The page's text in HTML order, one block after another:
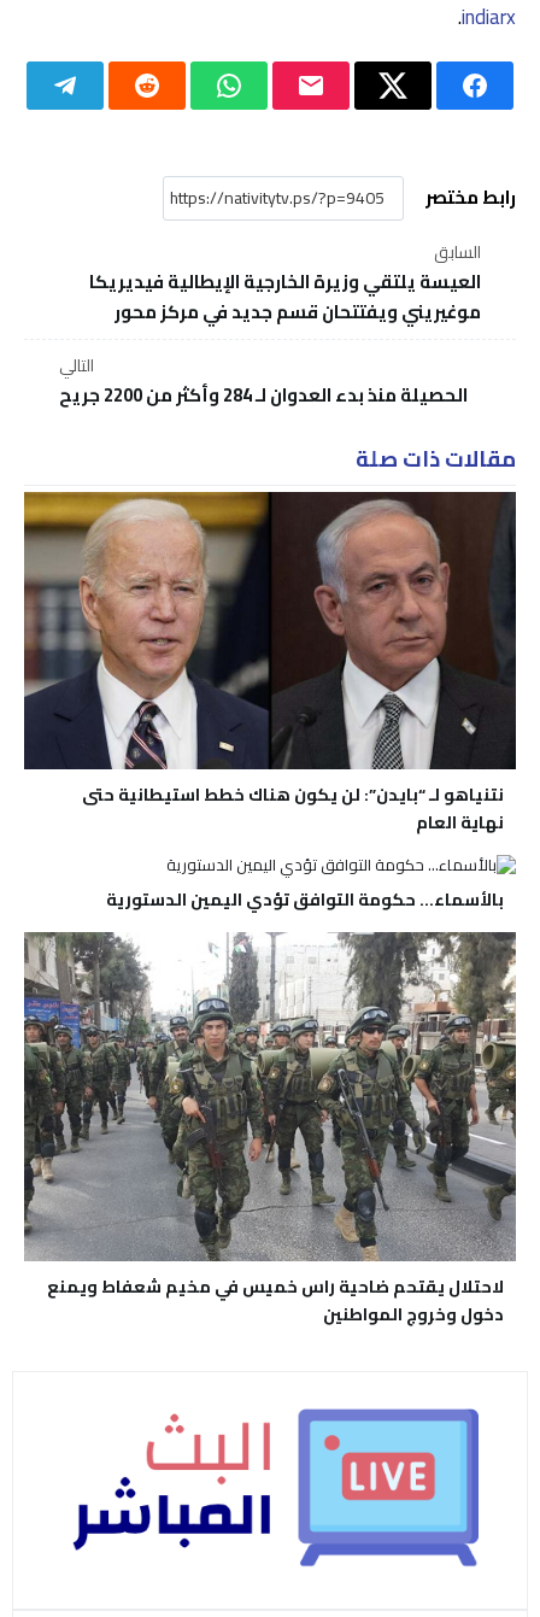
indiarx
.
رابط مختصر
السابق
العيسة يلتقي وزيرة الخارجية الإيطالية فيديريكا
موغيريني ويفتتحان قسم جديد في مركز محور
التالي
الحصيلة منذ بدء العدوان لـ 284 وأكثر من 2200 جريح
مقالات ذات صلة
نتنياهو لـ “بايدن”: لن يكون هناك خطط استيطانية حتى
نهاية العام
بالأسماء… حكومة التوافق تؤدي اليمين الدستورية
لاحتلال يقتحم ضاحية راس خميس في مخيم شعفاط ويمنع
دخول وخروج المواطنين